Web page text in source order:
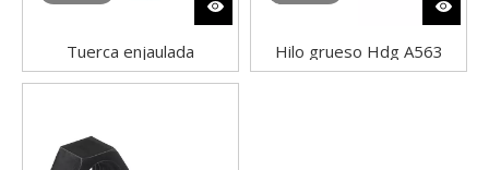
Tuerca enjaulada
galvanizada de acero al
Hilo grueso Hdg A563